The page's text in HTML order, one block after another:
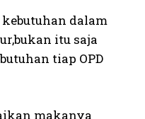
dalam
itu saja
tiap OPD
makanya